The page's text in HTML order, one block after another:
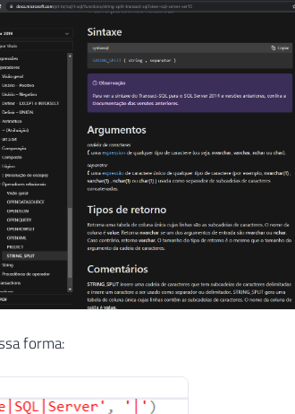
forma: